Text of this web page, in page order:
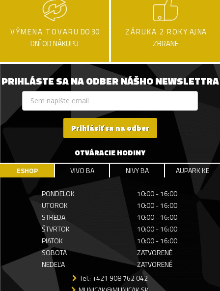
VÝMENA TOVARU DO 30
DNÍ OD NÁKUPU
ZÁRUKA 2 ROKY AJ NA
ZBRANE
PRIHLÁSTE SA NA ODBER NÁŠHO NEWSLETTRA
Prihlásiť sa na odber
OTVÁRACIE HODINY
ESHOP VIVO BA NIVY BA AUPARK KE
PONDELOK
10:00 - 16:00
UTOROK
10:00 - 16:00
STREDA
10:00 - 16:00
ŠTVRTOK
10:00 - 16:00
PIATOK
10:00 - 16:00
SOBOTA
ZATVORENÉ
NEDEĽA
ZATVORENÉ
Tel.: +421 908 762 042